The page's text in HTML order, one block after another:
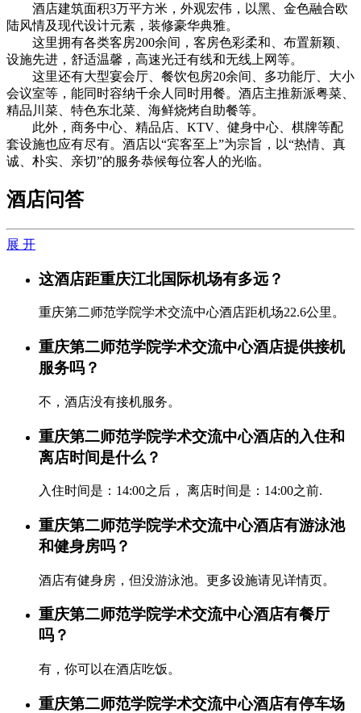
酒店建筑面积3万平方米，外观宏伟，以黑、金色融合欧
陆风情及现代设计元素，装修豪华典雅。
这里拥有各类客房200余间，客房色彩柔和、布置新颖、
设施先进，舒适温馨，高速光迁有线和无线上网等。
这里还有大型宴会厅、餐饮包房20余间、多功能厅、大小
会议室等，能同时容纳千余人同时用餐。酒店主推新派粤菜、
精品川菜、特色东北菜、海鲜烧烤自助餐等。
此外，商务中心、精品店、KTV、健身中心、棋牌等配
套设施也应有尽有。酒店以“宾客至上”为宗旨，以“热情、真
诚、朴实、亲切”的服务恭候每位客人的光临。
酒店问答
展 开
这酒店距重庆江北国际机场有多远？
重庆第二师范学院学术交流中心酒店距机场22.6公里。
重庆第二师范学院学术交流中心酒店提供接机
服务吗？
不，酒店没有接机服务。
重庆第二师范学院学术交流中心酒店的入住和
离店时间是什么？
入住时间是：14:00之后， 离店时间是：14:00之前.
重庆第二师范学院学术交流中心酒店有游泳池
和健身房吗？
酒店有健身房，但没游泳池。更多设施请见详情页。
重庆第二师范学院学术交流中心酒店有餐厅
吗？
有，你可以在酒店吃饭。
重庆第二师范学院学术交流中心酒店有停车场